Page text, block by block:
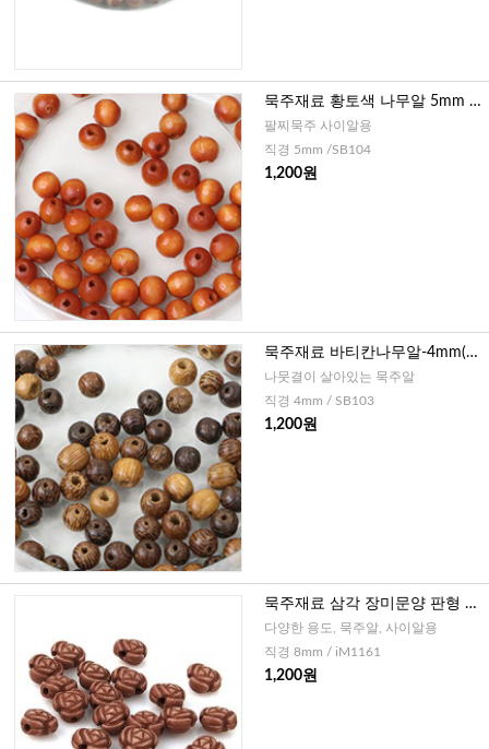
묵주재료 황토색 나무알 5mm -
20개
팔찌묵주 사이알용
직경 5mm /SB104
1,200원
묵주재료 바티칸나무알-4mm(20
개)
나뭇결이 살아있는 묵주알
직경 4mm / SB103
1,200원
묵주재료 삼각 장미문양 판형 묵
주알 8mm (20개)
다양한 용도, 묵주알, 사이알용
직경 8mm / iM1161
1,200원